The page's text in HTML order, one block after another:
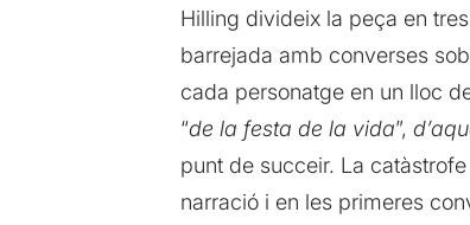
Hilling divideix la peça en
barrejada amb converses
cada personatge en un lloc
“de la festa de la vida”,
punt de succeir. La
narració i en les primeres